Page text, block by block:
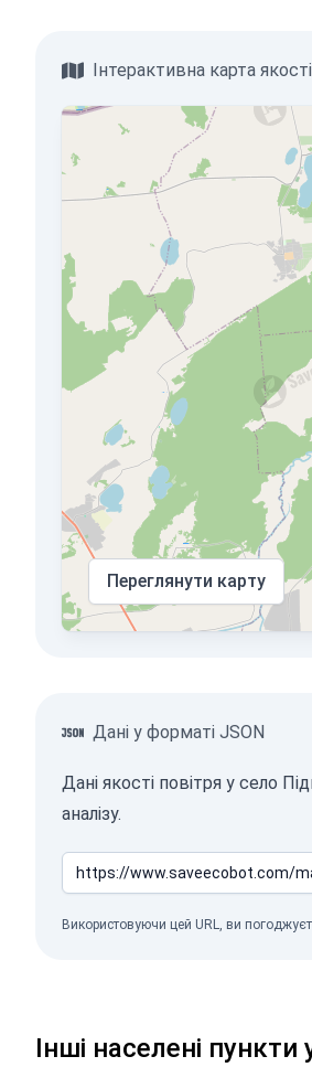
Інтерактивна карта
Переглянути карту
Дані у форматі JSON
Дані якості повітря у село
аналізу.
Використовуючи цей URL, ви
Інші населені пункти